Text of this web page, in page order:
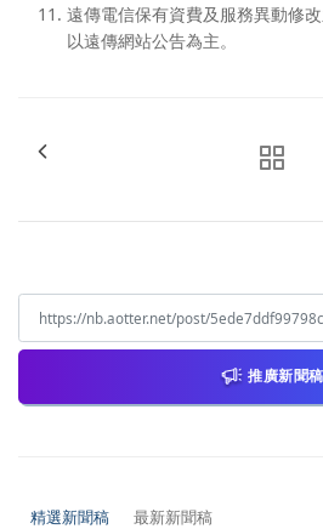
遠傳電信保有資費及服務異動修
以遠傳網站公告為主。
推廣新聞稿
精選新聞稿 最新新聞稿